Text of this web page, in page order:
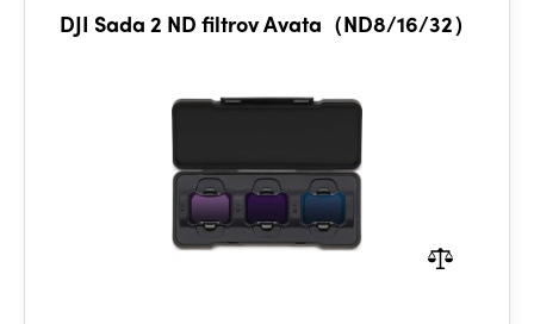
DJI Sada 2 ND filtrov Avata（ND8/16/32）